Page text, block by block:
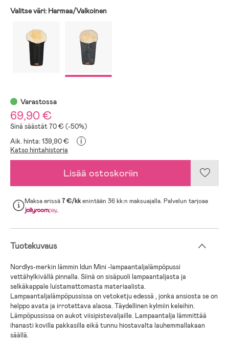
Valitse väri: Harmaa/Valkoinen
Varastossa
69,90 €
Sinä säästät 70 € (-50%)
Aik. hinta: 139,90 €
i
Katso hintahistoria
Lisää ostoskoriin
Maksa erissä7 €/kkenintään 36 kk:n maksuajalla. Palvelun tarjoaa
.
Tuotekuvaus
Nordlys-merkin lämmin Idun Mini -lampaantaljalämpöpussi
vettähylkivällä pinnalla. Siinä on sisäpuoli lampaantaljasta ja
selkäkappale luistamattomasta materiaalista.
Lampaantaljalämpöpussissa on vetoketju edessä , jonka ansiosta se on
helppo avata ja irrotettava alaosa. Täydellinen kylmiin keleihin.
Lämpöpussissa on aukot viisipistevaljaille. Lampaantalja lämmittää
ihanasti kovilla pakkasilla eikä tunnu hiostavalta lauhemmallakaan
säällä.